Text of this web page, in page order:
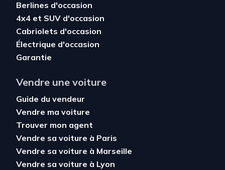
Berlines d'occasion
4x4 et SUV d'occasion
Cabriolets d'occasion
Électrique d'occasion
Garantie
Vendre une voiture
Guide du vendeur
Vendre ma voiture
Trouver mon agent
Vendre sa voiture à Paris
Vendre sa voiture à Marseille
Vendre sa voiture à Lyon